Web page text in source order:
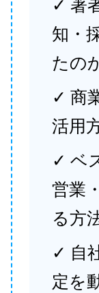
✓ 著
知・
たの
✓ 商
活用
✓ ベ
営業
る方
✓ 自
定を